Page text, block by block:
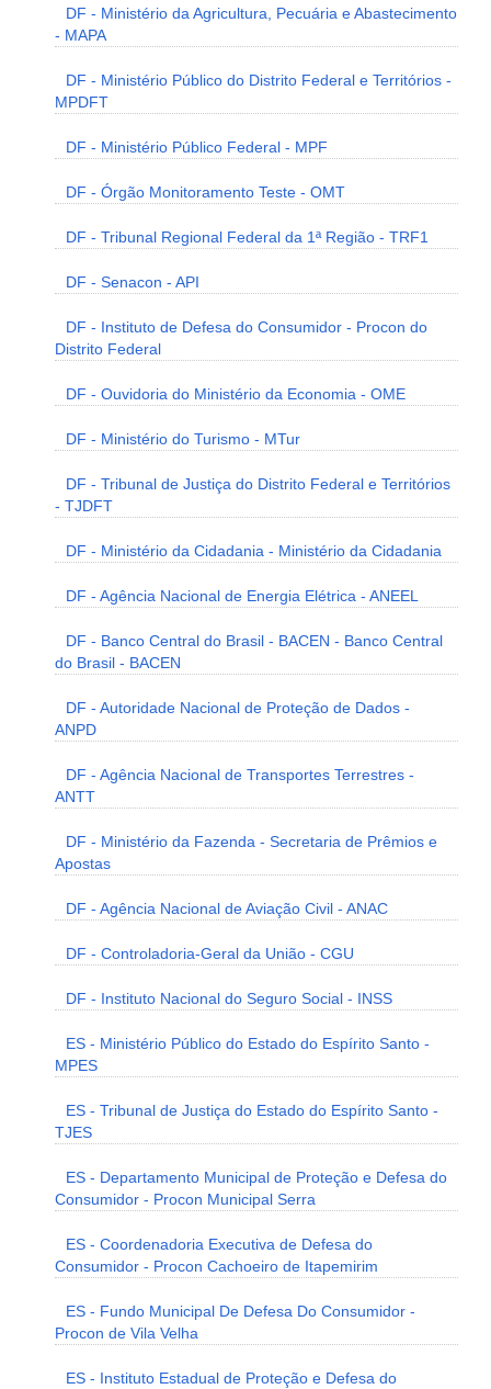
DF - Ministério da Agricultura, Pecuária e Abastecimento
- MAPA
DF - Ministério Público do Distrito Federal e Territórios -
MPDFT
DF - Ministério Público Federal - MPF
DF - Órgão Monitoramento Teste - OMT
DF - Tribunal Regional Federal da 1ª Região - TRF1
DF - Senacon - API
DF - Instituto de Defesa do Consumidor - Procon do
Distrito Federal
DF - Ouvidoria do Ministério da Economia - OME
DF - Ministério do Turismo - MTur
DF - Tribunal de Justiça do Distrito Federal e Territórios
- TJDFT
DF - Ministério da Cidadania - Ministério da Cidadania
DF - Agência Nacional de Energia Elétrica - ANEEL
DF - Banco Central do Brasil - BACEN - Banco Central
do Brasil - BACEN
DF - Autoridade Nacional de Proteção de Dados -
ANPD
DF - Agência Nacional de Transportes Terrestres -
ANTT
DF - Ministério da Fazenda - Secretaria de Prêmios e
Apostas
DF - Agência Nacional de Aviação Civil - ANAC
DF - Controladoria-Geral da União - CGU
DF - Instituto Nacional do Seguro Social - INSS
ES - Ministério Público do Estado do Espírito Santo -
MPES
ES - Tribunal de Justiça do Estado do Espírito Santo -
TJES
ES - Departamento Municipal de Proteção e Defesa do
Consumidor - Procon Municipal Serra
ES - Coordenadoria Executiva de Defesa do
Consumidor - Procon Cachoeiro de Itapemirim
ES - Fundo Municipal De Defesa Do Consumidor -
Procon de Vila Velha
ES - Instituto Estadual de Proteção e Defesa do